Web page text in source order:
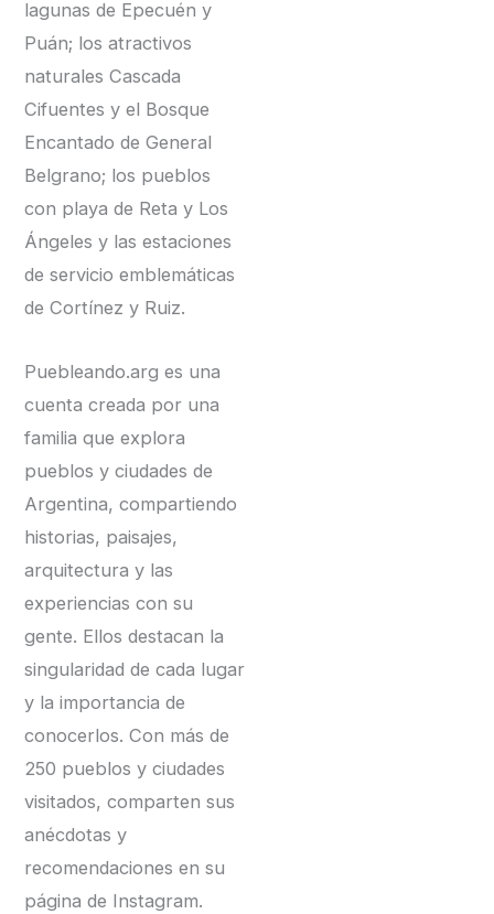
lagunas de Epecuén y
Puán; los atractivos
naturales Cascada
Cifuentes y el Bosque
Encantado de General
Belgrano; los pueblos
con playa de Reta y Los
Ángeles y las estaciones
de servicio emblemáticas
de Cortínez y Ruiz.
Puebleando.arg es una
cuenta creada por una
familia que explora
pueblos y ciudades de
Argentina, compartiendo
historias, paisajes,
arquitectura y las
experiencias con su
gente. Ellos destacan la
singularidad de cada lugar
y la importancia de
conocerlos. Con más de
250 pueblos y ciudades
visitados, comparten sus
anécdotas y
recomendaciones en su
página de Instagram.